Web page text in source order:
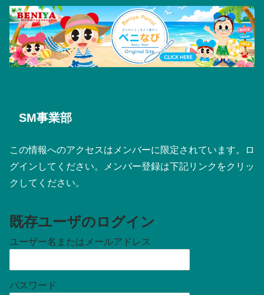
SM事業部
この情報へのアクセスはメンバーに限定されています。ロ
グインしてください。メンバー登録は下記リンクをクリッ
クしてください。
既存ユーザのログイン
ユーザー名またはメールアドレス
パスワード